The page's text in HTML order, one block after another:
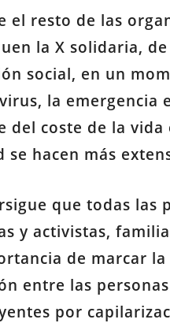
el resto de las
la X solidaria,
social, en un
la emergencia
del coste de la
hacen más
que todas
y activistas,
de marcar
entre las
por